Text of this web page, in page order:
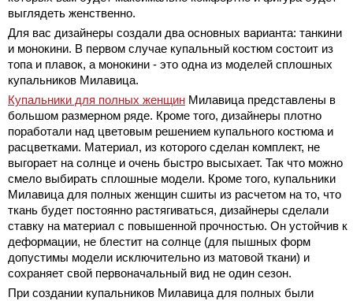
выглядеть женственно.
Для вас дизайнеры создали два основных варианта: танкини
и монокини. В первом случае купальный костюм состоит из
топа и плавок, а монокини - это одна из моделей сплошных
купальников Милавица.
Купальники для полных женщин Милавица представлены в
большом размерном ряде. Кроме того, дизайнеры плотно
поработали над цветовым решением купального костюма и
расцветками. Материал, из которого сделан комплект, не
выгорает на солнце и очень быстро высыхает. Так что можно
смело выбирать сплошные модели. Кроме того, купальники
Милавица для полных женщин сшиты из расчетом на то, что
ткань будет постоянно растягиваться, дизайнеры сделали
ставку на материал с повышенной прочностью. Он устойчив к
деформации, не блестит на солнце (для пышных форм
допустимы модели исключительно из матовой ткани) и
сохраняет свой первоначальный вид не один сезон.
При создании купальников Милавица для полных были